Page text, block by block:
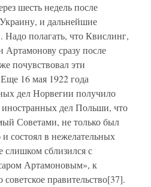
шесть недель после
и дальнейшие
полагать, что Квислинг,
Артамонову сразу после
почувствовал эти
16 мая 1922 года
дел Норвегии получило
дел Польши, что
Советами, не только был
состоял в нежелательных
слишком сблизился с
Артамоновым», к
правительство[37].